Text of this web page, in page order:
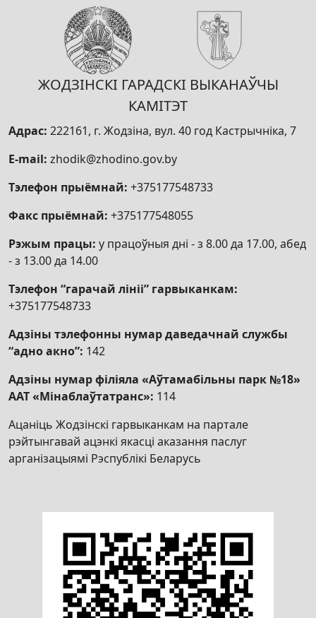
ЖОДЗІНСКІ ГАРАДСКІ ВЫКАНАЎЧЫ
КАМІТЭТ
Адрас: 222161, г. Жодзіна, вул. 40 год Кастрычніка, 7
E-mail: zhodik@zhodino.gov.by
Тэлефон прыёмнай: +375177548733
Факс прыёмнай: +375177548055
Рэжым працы: у працоўныя дні - з 8.00 да 17.00, абед
- з 13.00 да 14.00
Тэлефон “гарачай лініі” гарвыканкам:
+375177548733
Адзіны тэлефонны нумар даведачнай службы
“адно акно”: 142
Адзіны нумар філіяла «Аўтамабільны парк №18»
ААТ «Мінаблаўтатранс»: 114
Ацаніць Жодзінскі гарвыканкам на партале
рэйтынгавай ацэнкі якасці аказання паслуг
арганізацыямі Рэспублікі Беларусь